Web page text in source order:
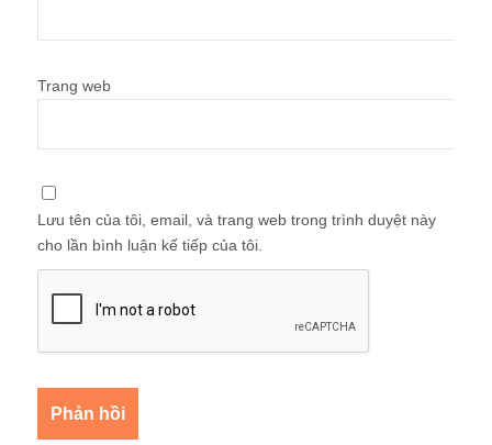
Trang web
Lưu tên của tôi, email, và trang web trong trình duyệt này
cho lần bình luận kế tiếp của tôi.